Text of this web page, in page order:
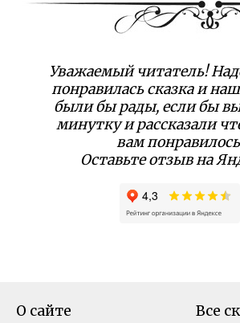
Уважаемый читатель!
понравилась сказка и
были бы рады, если бы
минутку и рассказали
вам
Оставьте отзыв на
О сайте Все